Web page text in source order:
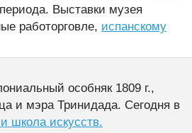
Выставки музея
работорговле, испанскому
особняк 1809 г.,
и мэра Тринидада. Сегодня в
школа искусств.